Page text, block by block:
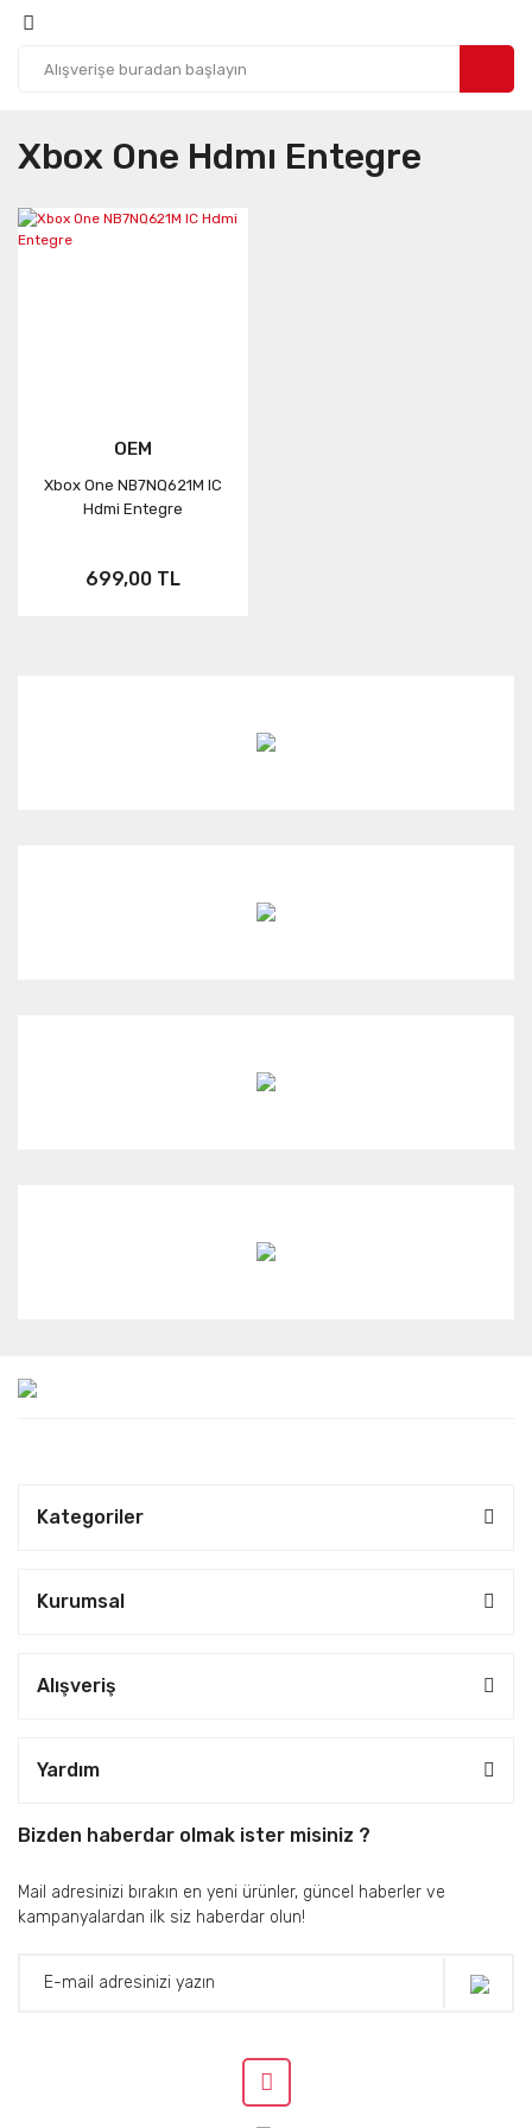
Xbox One Hdmı Entegre
OEM
Xbox One NB7NQ621M IC
Hdmi Entegre
699,00 TL
Kategoriler
Kurumsal
Alışveriş
Yardım
Bizden haberdar olmak ister misiniz ?
Mail adresinizi bırakın en yeni ürünler, güncel haberler ve
kampanyalardan ilk siz haberdar olun!